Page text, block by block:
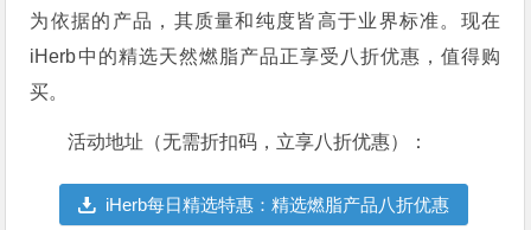
为依据的产品，其质量和纯度皆高于业界标准。现在
iHerb中的精选天然燃脂产品正享受八折优惠，值得购
买。
活动地址（无需折扣码，立享八折优惠）：
iHerb每日精选特惠：精选燃脂产品八折优惠